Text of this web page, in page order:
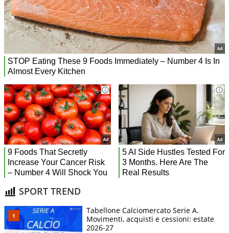
SPORT TREND
Tabellone Calciomercato Serie A.
Movimenti, acquisti e cessioni: estate
2026-27